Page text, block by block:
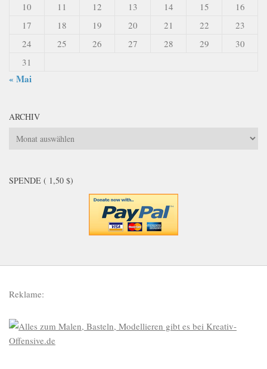
10
11 12 13 14 15
16
17
18 19 20 21 22
23
24
25 26 27 28 29
30
31
« Mai
ARCHIV
Archiv
SPENDE ( 1,50 $)
Reklame: